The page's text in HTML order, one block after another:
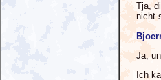
Tja,
nicht
Ja,
Ich